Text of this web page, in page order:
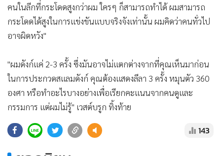
คนในลีกที่กระโดดสูงกว่าผม ใครๆ ก็สามารถทำได้ ผมสามารถ
กระโดดได้สูงในการแข่งขันแบบจริงจังเท่านั้น ผมคิดว่าคนทั่วไป
อาจผิดหวัง"
"ผมดังก์แค่ 2-3 ครั้ง ซึ่งมันอาจไม่แตกต่างจากที่คุณเห็นมาก่อน
ในการประกวดสแลมดังก์ คุณต้องแสดงลีลา 3 ครั้ง หมุนตัว 360
องศา หรือทำอะไรบางอย่างเพื่อเรียกคะแนนจากคนดูและ
กรรมการ แต่ผมไม่รู้" เวสต์บรูก ทิ้งท้าย
143